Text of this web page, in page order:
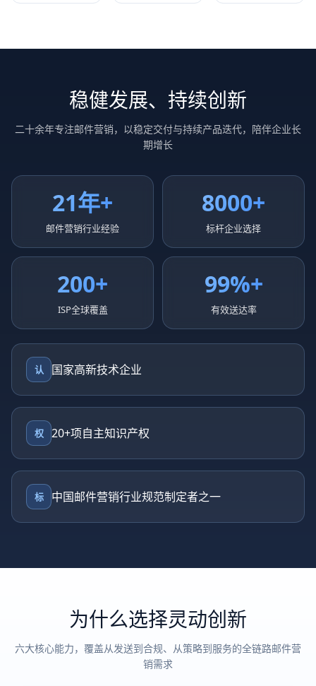
稳健发展、持续创新
二十余年专注邮件营销，以稳定交付与持续产品迭代，陪伴企业长
期增长
21年+
邮件营销行业经验
8000+
标杆企业选择
200+
ISP全球覆盖
99%+
有效送达率
认 国家高新技术企业
权 20+项自主知识产权
标 中国邮件营销行业规范制定者之一
为什么选择灵动创新
六大核心能力，覆盖从发送到合规、从策略到服务的全链路邮件营
销需求